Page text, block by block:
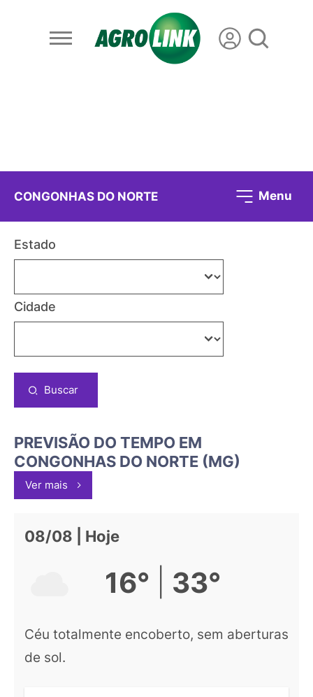
CONGONHAS DO NORTE Menu
Estado
Cidade
Buscar
PREVISÃO DO TEMPO EM
CONGONHAS DO NORTE (MG)
Ver mais
08/08 | Hoje
16° 33°
Céu totalmente encoberto, sem aberturas
de sol.